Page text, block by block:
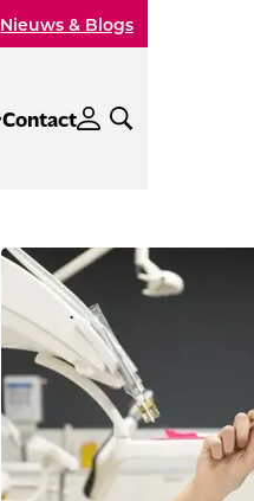
Nieuws & Blogs
Contact